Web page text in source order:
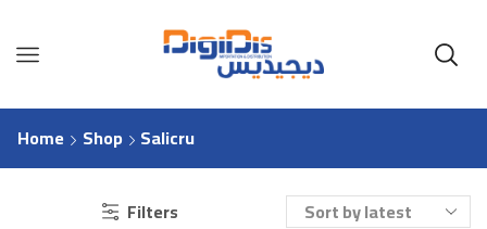
Home Shop Salicru
Filters